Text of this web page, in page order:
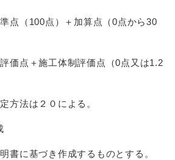
（100点）＋加算点（0点から30
点＋施工体制評価点（0点又は1.2
法は２０による。
に基づき作成するものとする。